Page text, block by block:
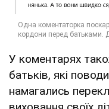
У коментарях
батьків, які
намагались